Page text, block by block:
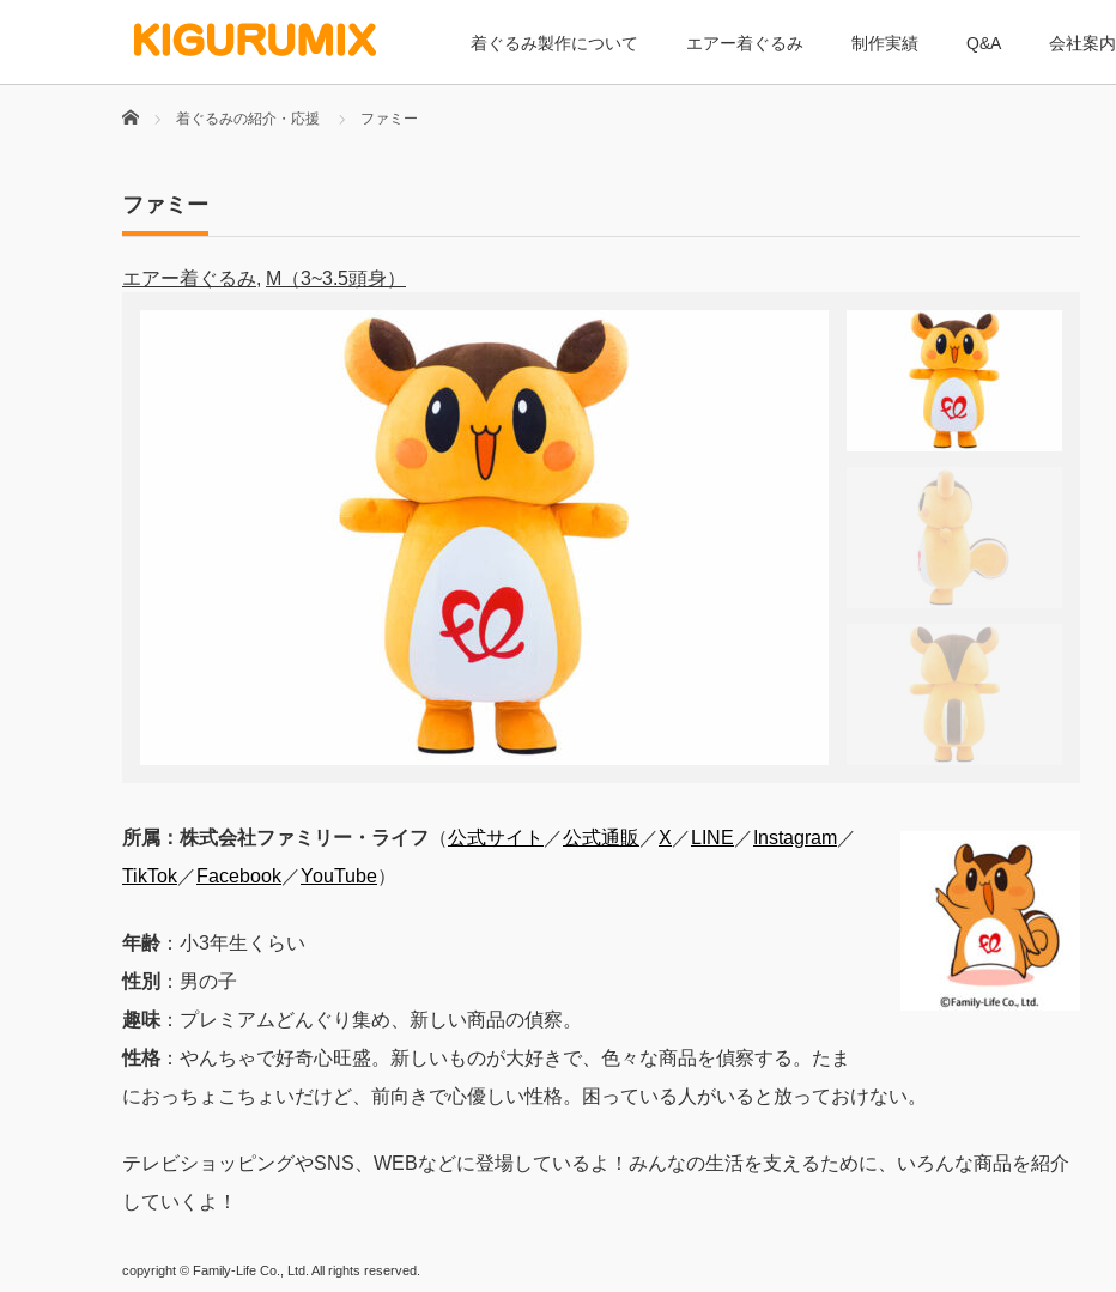
着ぐるみ製作について エアー着ぐるみ 制作実績 Q&A 会社案内
Home 着ぐるみの紹介・応援 ファミー
ファミー
エアー着ぐるみ, M（3~3.5頭身）
所属：株式会社ファミリー・ライフ （公式サイト ／公式通販 ／X ／ LINE ／ Instagram ／
TikTok ／ Facebook ／YouTube）
年齢 ：小3年生くらい
性別 ：男の子
趣味 ：プレミアムどんぐり集め、新しい商品の偵察。
性格 ：やんちゃで好奇心旺盛。新しいものが大好きで、色々な商品を偵察する。たま
におっちょこちょいだけど、前向きで心優しい性格。困っている人がいると放っておけない。
テレビショッピングやSNS、WEBなどに登場しているよ！みんなの生活を支えるために、いろんな商品を紹介
していくよ！
copyright © Family-Life Co., Ltd. All rights reserved.